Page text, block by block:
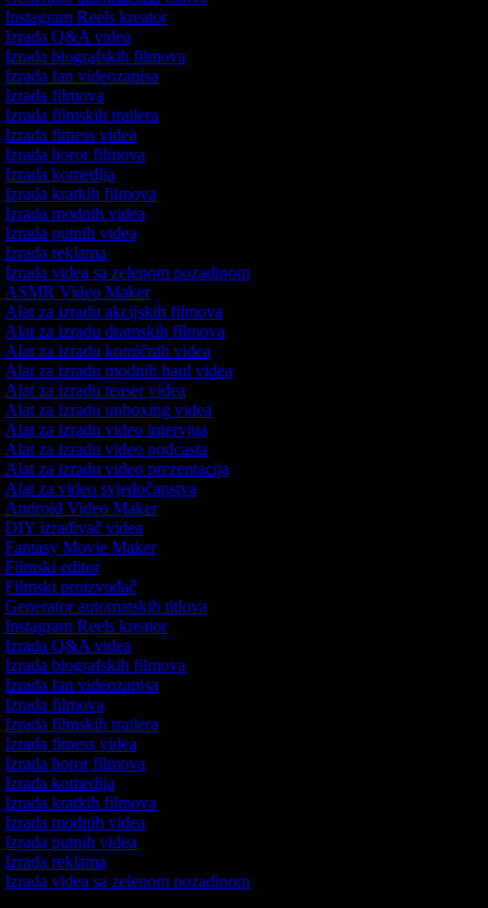
Instagram Reels kreator
Izrada Q&A videa
Izrada biografskih filmova
Izrada fan videozapisa
Izrada filmova
Izrada filmskih trailera
Izrada fitness videa
Izrada horor filmova
Izrada komedija
Izrada kratkih filmova
Izrada modnih videa
Izrada putnih videa
Izrada reklama
Izrada videa sa zelenom pozadinom
ASMR Video Maker
Alat za izradu akcijskih filmova
Alat za izradu dramskih filmova
Alat za izradu komičnih videa
Alat za izradu modnih haul videa
Alat za izradu teaser videa
Alat za izradu unboxing videa
Alat za izradu video intervjua
Alat za izradu video podcasta
Alat za izradu video prezentacija
Alat za video svjedočanstva
Android Video Maker
DIY izrađivač videa
Fantasy Movie Maker
Filmski editor
Filmski proizvođač
Generator automatskih titlova
Instagram Reels kreator
Izrada Q&A videa
Izrada biografskih filmova
Izrada fan videozapisa
Izrada filmova
Izrada filmskih trailera
Izrada fitness videa
Izrada horor filmova
Izrada komedija
Izrada kratkih filmova
Izrada modnih videa
Izrada putnih videa
Izrada reklama
Izrada videa sa zelenom pozadinom